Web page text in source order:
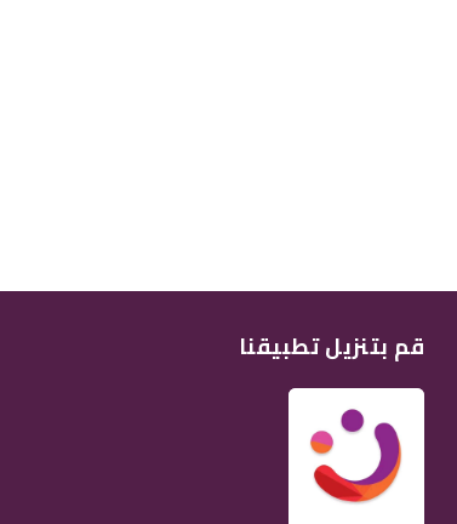
قم بتنزيل تطبيقنا